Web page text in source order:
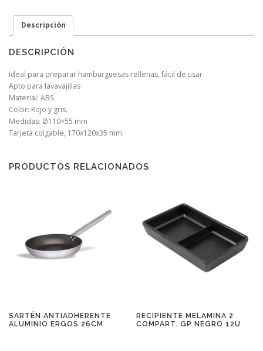
Descripción
DESCRIPCIÓN
Ideal para preparar hamburguesas rellenas, fácil de usar
Apto para lavavajillas
Material: ABS.
Color: Rojo y gris.
Medidas: Ø110×55 mm
Tarjeta colgable, 170x120x35 mm.
PRODUCTOS RELACIONADOS
SARTÉN ANTIADHERENTE
ALUMINIO ERGOS 26CM
RECIPIENTE MELAMINA 2
COMPART. GP NEGRO 12U